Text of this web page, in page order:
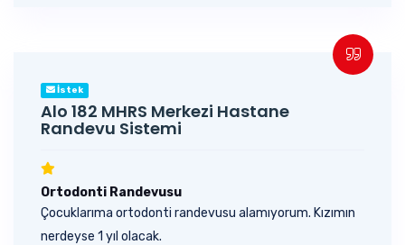
İstek
Alo 182 MHRS Merkezi Hastane
Randevu Sistemi
Ortodonti Randevusu
Çocuklarıma ortodonti randevusu alamıyorum. Kızımın
nerdeyse 1 yıl olacak.